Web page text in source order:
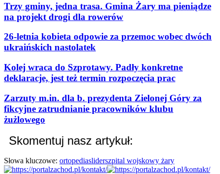
Trzy gminy, jedna trasa. Gmina Żary ma pieniądze
na projekt drogi dla rowerów
26-letnia kobieta odpowie za przemoc wobec dwóch
ukraińskich nastolatek
Kolej wraca do Szprotawy. Padły konkretne
deklaracje, jest też termin rozpoczęcia prac
Zarzuty m.in. dla b. prezydenta Zielonej Góry za
fikcyjne zatrudnianie pracowników klubu
żużlowego
Skomentuj nasz artykuł:
Słowa kluczowe: ortopediasliderszpital wojskowy żary